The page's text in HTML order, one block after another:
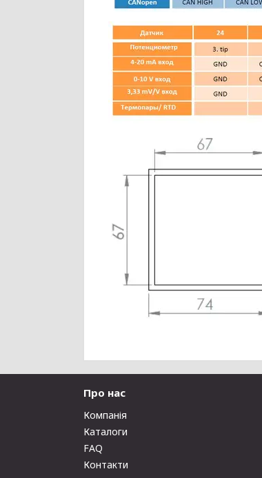
Про нас
Компанія
Каталоги
FAQ
Контакти